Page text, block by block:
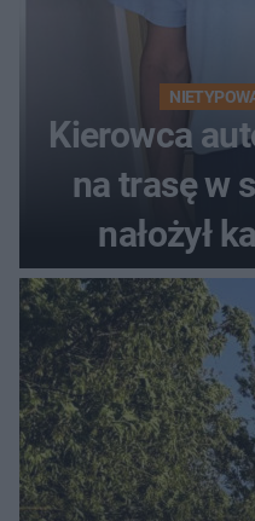
Kierowca
na trasę w
nałożył